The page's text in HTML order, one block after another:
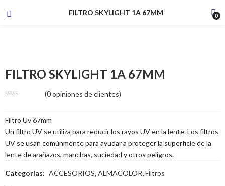
FILTRO SKYLIGHT 1A 67MM 0
FILTRO SKYLIGHT 1A 67MM
(0opiniones de clientes)
Filtro Uv 67mm
Un filtro UV se utiliza para reducir los rayos UV en la lente. Los filtros
UV se usan comúnmente para ayudar a proteger la superficie de la
lente de arañazos, manchas, suciedad y otros peligros.
Categorías: ACCESORIOS,ALMACOLOR,Filtros